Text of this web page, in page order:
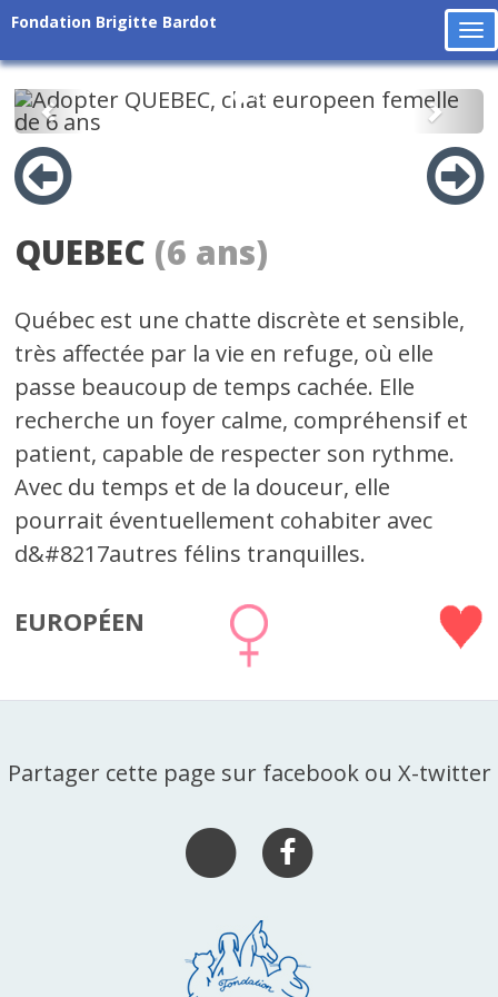
Fondation Brigitte Bardot
Précédent
QUEBEC (6 ans)
Québec est une chatte discrète et sensible,
très affectée par la vie en refuge, où elle
passe beaucoup de temps cachée. Elle
recherche un foyer calme, compréhensif et
patient, capable de respecter son rythme.
Avec du temps et de la douceur, elle
pourrait éventuellement cohabiter avec
d&#8217autres félins tranquilles.
EUROPÉEN
Partager cette page sur facebook ou X-twitter